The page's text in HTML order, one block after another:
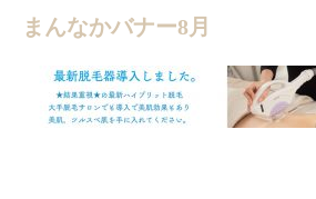
まんなかバナー8月